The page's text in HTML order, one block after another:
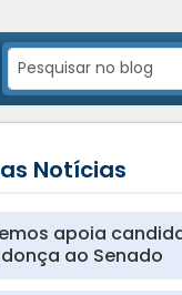
Notícias
apoia
ao Senado